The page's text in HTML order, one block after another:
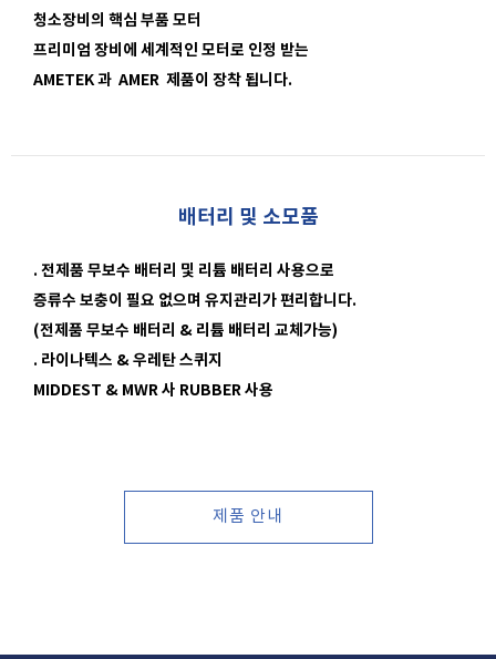
청소장비의 핵심 부품 모터
프리미엄 장비에 세계적인 모터로 인정 받는
AMETEK 과 AMER 제품이 장착 됩니다.
배터리 및 소모품
. 전제품 무보수 배터리 및 리튬 배터리 사용으로
증류수 보충이 필요 없으며 유지관리가 편리합니다.
(전제품 무보수 배터리 & 리튬 배터리 교체가능)
. 라이나텍스 & 우레탄 스퀴지
MIDDEST & MWR 사 RUBBER 사용
제품 안내